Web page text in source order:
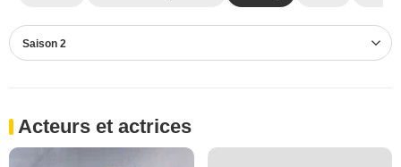
Saison 2
Acteurs et actrices